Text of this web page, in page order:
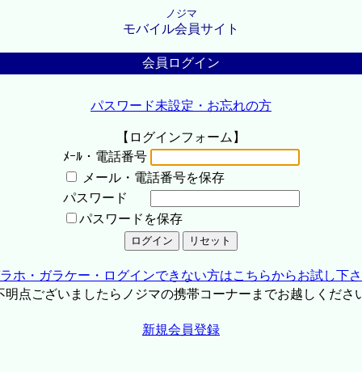
ノジマ
モバイル会員サイト
会員ログイン
パスワード未設定・お忘れの方
【ログインフォーム】
ﾒｰﾙ・電話番号
メール・電話番号を保存
パスワード
パスワードを保存
ホ・ガラケー・ログインできない方はこちらからお試し下
点ございましたらノジマの携帯コーナーまでお越しくださ
新規会員登録